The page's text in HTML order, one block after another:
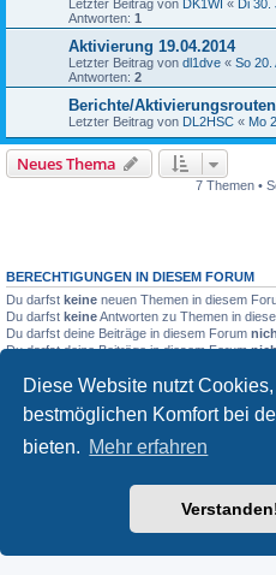
Diese Website nutzt
bestmöglichen Komfort bei
bieten. Mehr erfahren
Letzter Beitrag von DK1WI « Di 30.
Antworten: 1
Aktivierung 19.04.2014
Letzter Beitrag von dl1dve « So 20.
Antworten: 2
Berichte/Aktivierungsrouten
Letzter Beitrag von DL2HSC « Mo
Neues Thema
7 Themen •
BERECHTIGUNGEN IN DIESEM FORUM
Du darfst keine neuen Themen in diesem
Du darfst keineAntworten zu Themen in
Du darfst deine Beiträge in diesem Forum
Du darfst deine Beiträge in diesem Forum
GMA Home Foren-Übersicht
Powered byphpBB